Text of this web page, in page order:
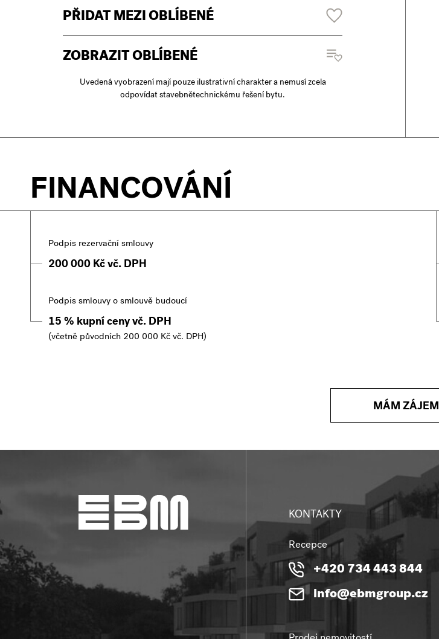
PŘIDAT MEZI OBLÍBENÉ
ZOBRAZIT OBLÍBENÉ
Uvedená vyobrazení mají pouze ilustrativní charakter a nemusí zcela
odpovídat stavebnětechnickému řešení bytu.
FINANCOVÁNÍ
Podpis rezervační smlouvy
200 000 Kč vč. DPH
Podpis smlouvy o smlouvě budoucí
15 % kupní ceny vč. DPH
(včetně původních 200 000 Kč vč. DPH)
MÁM ZÁJEM
KONTAKTY
Recepce
+420 734 443 844
info@ebmgroup.cz